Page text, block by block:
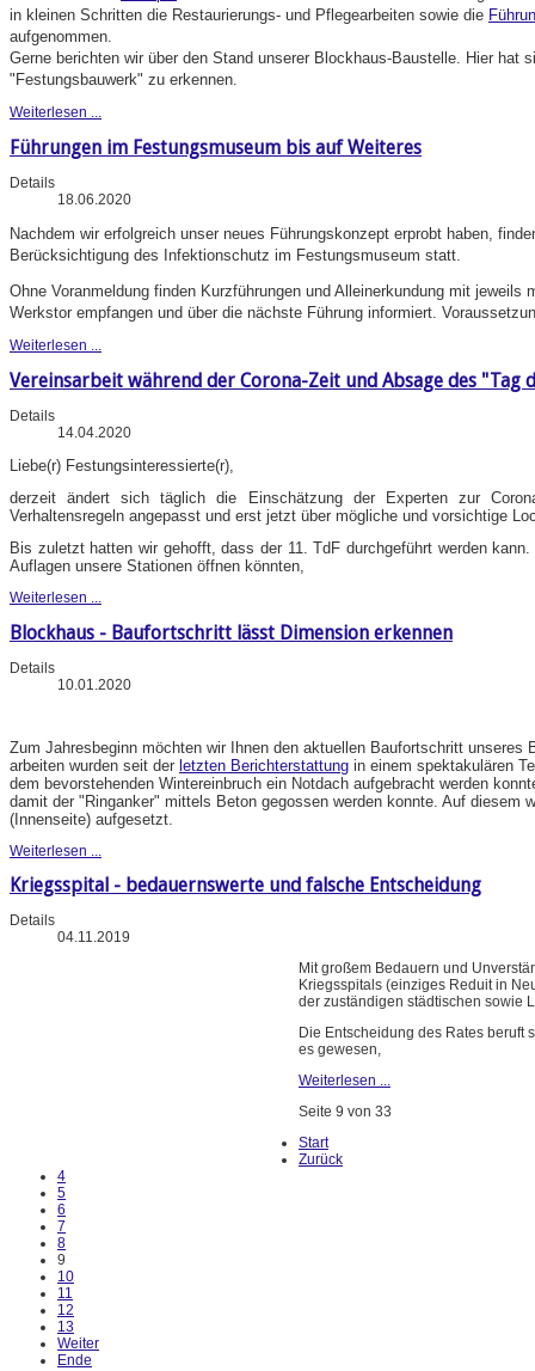
in kleinen Schritten die Restaurierungs- und Pflegearbeiten sowie die
aufgenommen.
Gerne berichten wir über den Stand unserer Blockhaus-Baustelle. Hier hat
"Festungsbauwerk" zu erkennen.
Weiterlesen ...
Führungen im Festungsmuseum bis auf Weiteres
Details
18.06.2020
Nachdem wir erfolgreich unser neues Führungskonzept erprobt haben,
Berücksichtigung des Infektionschutz im Festungsmuseum statt.
Ohne Voranmeldung finden Kurzführungen und Alleinerkundung mit
Werkstor empfangen und über die nächste Führung informiert.
Weiterlesen ...
Vereinsarbeit während der Corona-Zeit und Absage des "Tag
Details
14.04.2020
Liebe(r) Festungsinteressierte(r),
derzeit ändert sich täglich die Einschätzung der Experten zur
Verhaltensregeln angepasst und erst jetzt über mögliche und vorsichtige
Bis zuletzt hatten wir gehofft, dass der 11. TdF durchgeführt werden
Auflagen unsere Stationen öffnen könnten,
Weiterlesen ...
Blockhaus - Baufortschritt lässt Dimension erkennen
Details
10.01.2020
Zum Jahresbeginn möchten wir Ihnen den aktuellen Baufortschritt unseres
arbeiten wurden seit der letzten Berichterstattung in einem spektakulären
dem bevorstehenden Wintereinbruch ein Notdach aufgebracht werden
damit der "Ringanker" mittels Beton gegossen werden konnte. Auf
(Innenseite) aufgesetzt.
Weiterlesen ...
Kriegsspital - bedauernswerte und falsche Entscheidung
Details
04.11.2019
Mit großem Bedauern und
Kriegsspitals (einziges Reduit in
der zuständigen städtischen sowie
Die Entscheidung des Rates beruft
es gewesen,
Weiterlesen ...
Seite 9 von 33
Start
Zurück
4
5
6
7
8
9
10
11
12
13
Weiter
Ende